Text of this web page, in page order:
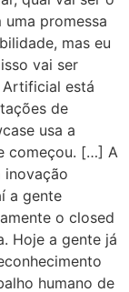
promessa
mas eu
vai ser
Artificial está
de
usa a
começou. […] A
inovação
a gente
o closed
Hoje a gente já
humano de